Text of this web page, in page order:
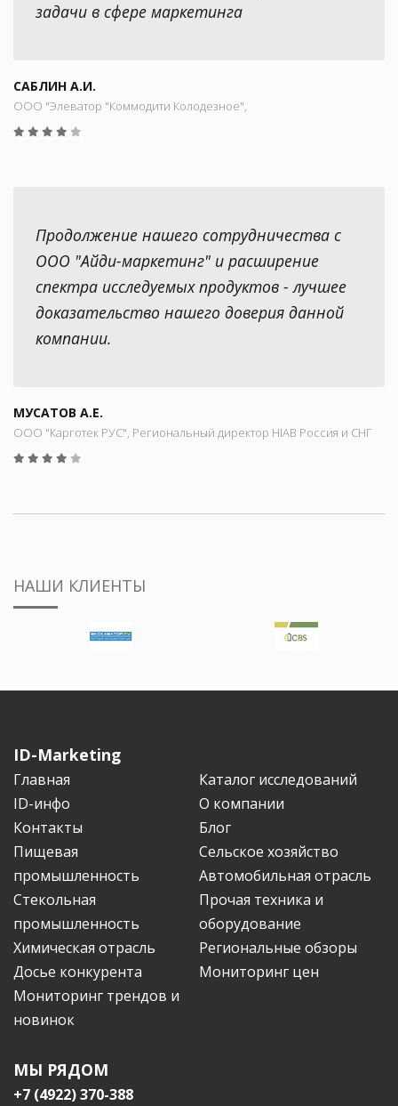
задачи в сфере маркетинга
САБЛИН А.И.
ООО "Элеватор "Коммодити Колодезное",
Продолжение нашего сотрудничества с
ООО "Айди-маркетинг" и расширение
спектра исследуемых продуктов - лучшее
доказательство нашего доверия данной
компании.
МУСАТОВ А.Е.
ООО "Карготек РУС", Региональный директор HIAB Россия и СНГ
НАШИ КЛИЕНТЫ
ID-Marketing
Главная
Каталог исследований
ID-инфо
О компании
Контакты
Блог
Пищевая
промышленность
Сельское хозяйство
Автомобильная отрасль
Стекольная
промышленность
Прочая техника и
оборудование
Химическая отрасль
Региональные обзоры
Досье конкурента
Мониторинг цен
Мониторинг трендов и
новинок
МЫ РЯДОМ
+7 (4922) 370-388